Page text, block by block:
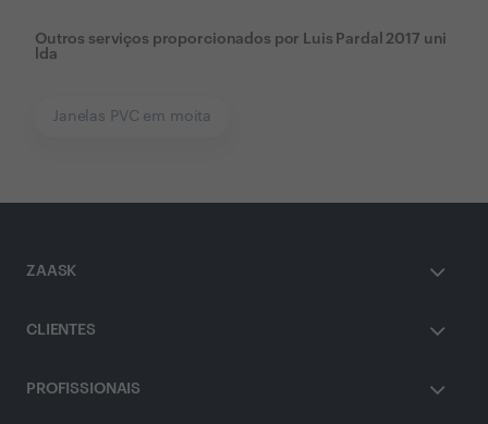
Outros serviços proporcionados por Luis Pardal 2017 uni
lda
Janelas PVC em moita
ZAASK
CLIENTES
PROFISSIONAIS